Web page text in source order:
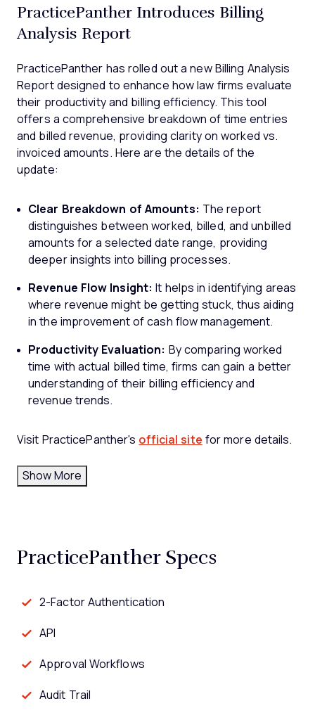
PracticePanther Introduces Billing
Analysis Report
PracticePanther has rolled out a new Billing Analysis
Report designed to enhance how law firms evaluate
their productivity and billing efficiency. This tool
offers a comprehensive breakdown of time entries
and billed revenue, providing clarity on worked vs.
invoiced amounts. Here are the details of the
update:
Clear Breakdown of Amounts: The report
distinguishes between worked, billed, and unbilled
amounts for a selected date range, providing
deeper insights into billing processes.
Revenue Flow Insight: It helps in identifying areas
where revenue might be getting stuck, thus aiding
in the improvement of cash flow management.
Productivity Evaluation: By comparing worked
time with actual billed time, firms can gain a better
understanding of their billing efficiency and
revenue trends.
Visit PracticePanther's official site for more details.
Show More
PracticePanther Specs
2-Factor Authentication
API
Approval Workflows
Audit Trail